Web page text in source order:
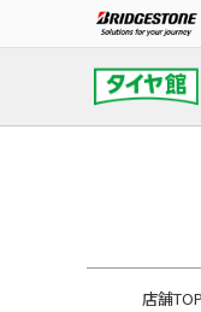
店舗TOP